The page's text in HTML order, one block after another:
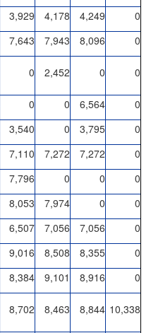
3,929 4,178 4,249 0
7,643 7,943 8,096 0
0 2,452 0 0
0 0 6,564 0
3,540 0 3,795 0
7,110 7,272 7,272 0
7,796 0 0 0
8,053 7,974 0 0
6,507 7,056 7,056 0
9,016 8,508 8,355 0
8,384 9,101 8,916 0
8,702 8,463 8,844 10,338